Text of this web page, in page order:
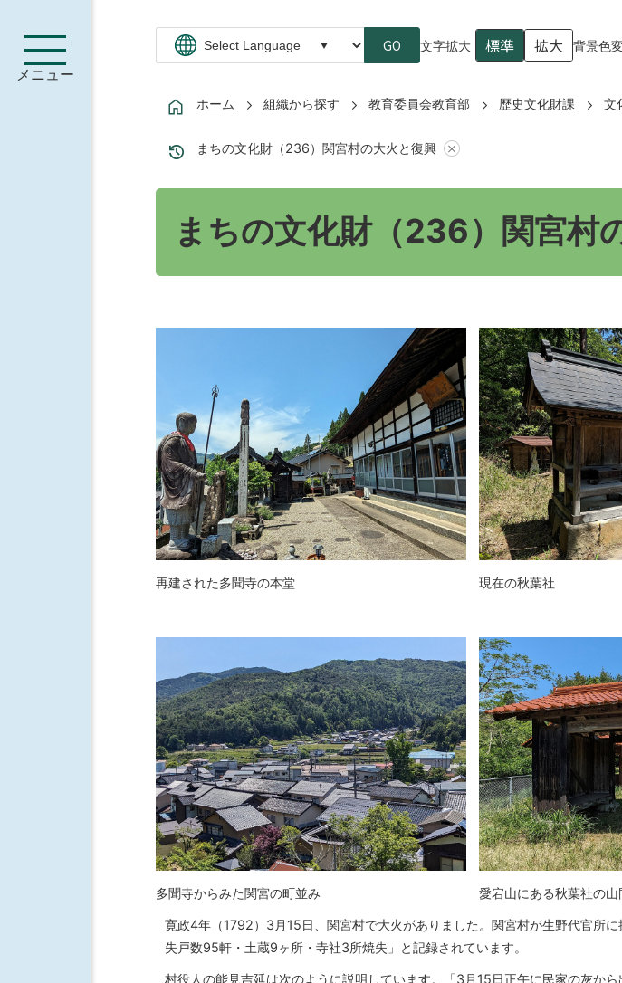
メニュー
GO 文字拡大 標準 拡大 背景色
ホーム 組織から探す 教育委員会教育部 歴史文化財課 文
まちの文化財（236）関宮村の大火と復興
まちの文化財（236）関宮村
再建された多聞寺の本堂 現在の秋葉社
多聞寺からみた関宮の町並み 愛宕山にある秋葉社の山
寛政4年（1792）3月15日、関宮村で大火がありました。関宮村が生野代官所
失戸数95軒・土蔵9ヶ所・寺社3所焼失」と記録されています。
村役人の能見吉延は次のように説明しています。「3月15日正午に民家の灰から